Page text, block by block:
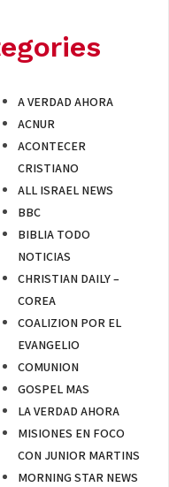
A VERDAD AHORA
ACNUR
ACONTECER
CRISTIANO
ALL ISRAEL NEWS
BBC
BIBLIA TODO
NOTICIAS
CHRISTIAN DAILY –
COREA
COALIZION POR EL
EVANGELIO
COMUNION
GOSPEL MAS
LA VERDAD AHORA
MISIONES EN FOCO
CON JUNIOR MARTINS
MORNING STAR NEWS